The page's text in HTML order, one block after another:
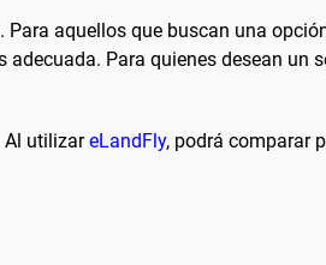
Para aquellos que buscan una
Para quienes desean un
Al utilizareLandFly, podrá comparar